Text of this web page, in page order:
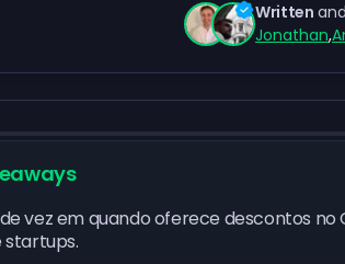
Written and
Jonathan,
vez em quando oferece descontos no
startups.